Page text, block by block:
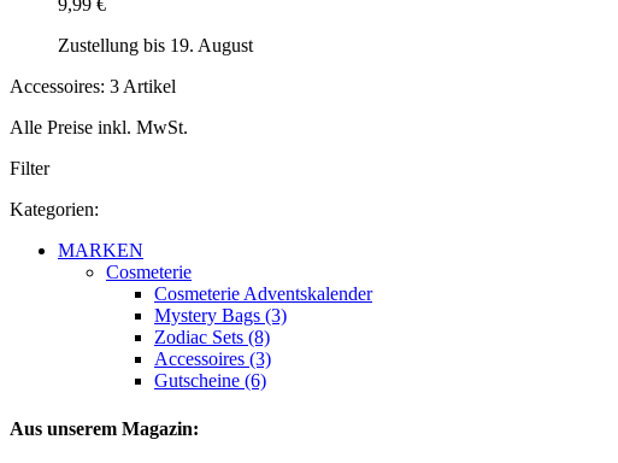
9,99 €
Zustellung bis 19. August
Accessoires: 3 Artikel
Alle Preise inkl. MwSt.
Filter
Kategorien:
MARKEN
Cosmeterie
Cosmeterie Adventskalender
Mystery Bags (3)
Zodiac Sets (8)
Accessoires (3)
Gutscheine (6)
Aus unserem Magazin: